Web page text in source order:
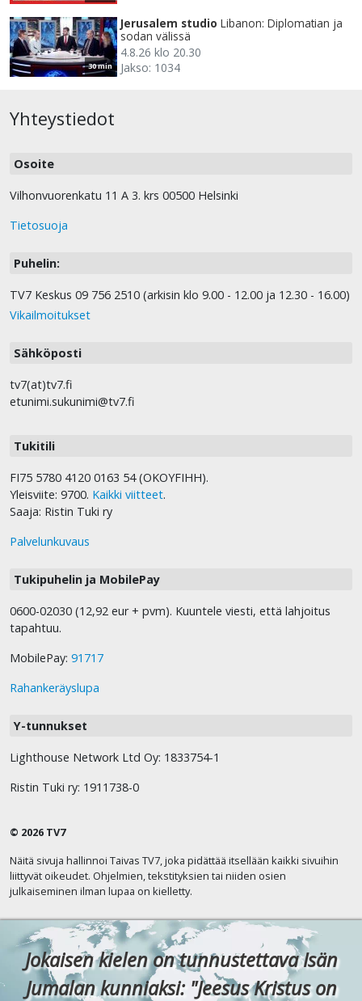
30 min
Jerusalem studio Libanon: Diplomatian ja
sodan välissä
4.8.26 klo 20.30
Jakso: 1034
Yhteystiedot
Osoite
Vilhonvuorenkatu 11 A 3. krs 00500 Helsinki
Tietosuoja
Puhelin:
TV7 Keskus 09 756 2510 (arkisin klo 9.00 - 12.00 ja 12.30 - 16.00)
Vikailmoitukset
Sähköposti
tv7(at)tv7.fi
etunimi.sukunimi@tv7.fi
Tukitili
FI75 5780 4120 0163 54 (OKOYFIHH).
Yleisviite: 9700. Kaikki viitteet.
Saaja: Ristin Tuki ry
Palvelunkuvaus
Tukipuhelin ja MobilePay
0600-02030 (12,92 eur + pvm). Kuuntele viesti, että lahjoitus
tapahtuu.
MobilePay: 91717
Rahankeräyslupa
Y-tunnukset
Lighthouse Network Ltd Oy: 1833754-1
Ristin Tuki ry: 1911738-0
© 2026 TV7
Näitä sivuja hallinnoi Taivas TV7, joka pidättää itsellään kaikki sivuihin
liittyvät oikeudet. Ohjelmien, tekstityksien tai niiden osien
julkaiseminen ilman lupaa on kielletty.
Jokaisen kielen on tunnustettava Isän
Jumalan kunniaksi: "Jeesus Kristus on